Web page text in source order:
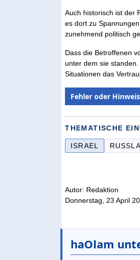
Auch historisch ist der
es dort zu
zunehmend politisch
Dass die Betroffenen
unter dem sie
Situationen das
Fehler oder
THEMATISCHE
ISRAEL
Autor: Redaktion
Donnerstag, 23 April
haOlam